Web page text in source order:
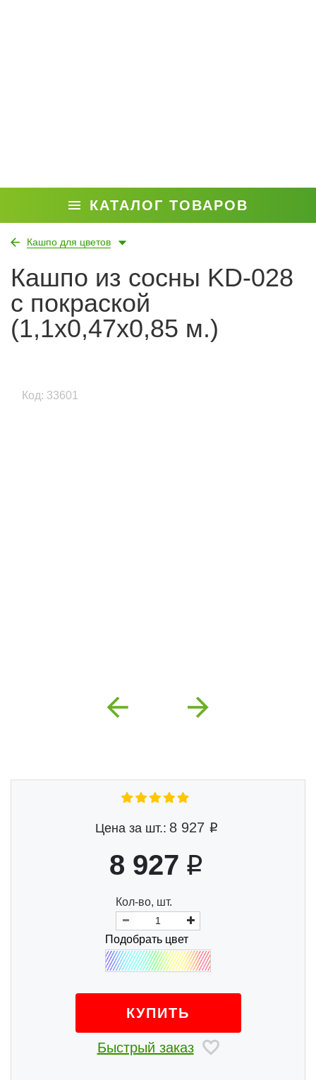
КАТАЛОГ ТОВАРОВ
Кашпо для цветов
Кашпо из сосны KD-028
с покраской
(1,1х0,47х0,85 м.)
Код: 33601
Previous Next
Цена за шт.: 8 927
8 927
Кол-во, шт.
Подобрать цвет
КУПИТЬ
Быстрый заказ